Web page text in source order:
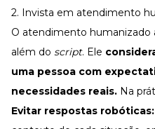
2. Invista em atendimento
O atendimento humanizado
além do script. Ele
uma pessoa com
necessidades reais. Na
Evitar respostas robóticas: